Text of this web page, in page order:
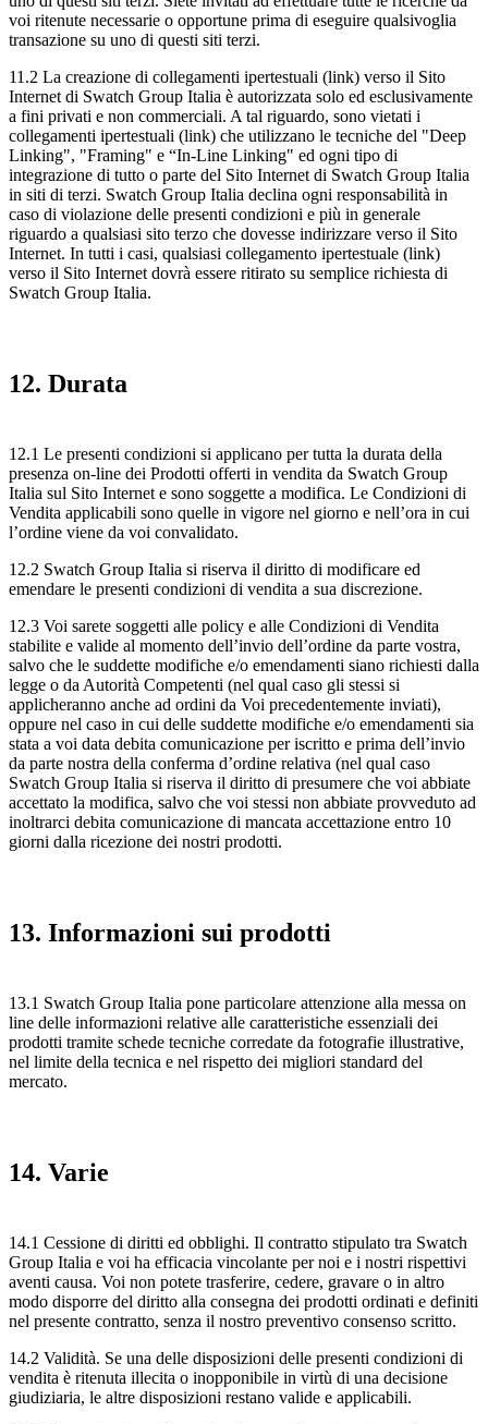
voi ritenute necessarie o opportune prima di eseguire qualsivoglia
transazione su uno di questi siti terzi.
11.2 La creazione di collegamenti ipertestuali (link) verso il Sito
Internet di Swatch Group Italia è autorizzata solo ed esclusivamente
a fini privati e non commerciali. A tal riguardo, sono vietati i
collegamenti ipertestuali (link) che utilizzano le tecniche del "Deep
Linking", "Framing" e “In-Line Linking" ed ogni tipo di
integrazione di tutto o parte del Sito Internet di Swatch Group Italia
in siti di terzi. Swatch Group Italia declina ogni responsabilità in
caso di violazione delle presenti condizioni e più in generale
riguardo a qualsiasi sito terzo che dovesse indirizzare verso il Sito
Internet. In tutti i casi, qualsiasi collegamento ipertestuale (link)
verso il Sito Internet dovrà essere ritirato su semplice richiesta di
Swatch Group Italia.
12. Durata
12.1 Le presenti condizioni si applicano per tutta la durata della
presenza on-line dei Prodotti offerti in vendita da Swatch Group
Italia sul Sito Internet e sono soggette a modifica. Le Condizioni di
Vendita applicabili sono quelle in vigore nel giorno e nell’ora in cui
l’ordine viene da voi convalidato.
12.2 Swatch Group Italia si riserva il diritto di modificare ed
emendare le presenti condizioni di vendita a sua discrezione.
12.3 Voi sarete soggetti alle policy e alle Condizioni di Vendita
stabilite e valide al momento dell’invio dell’ordine da parte vostra,
salvo che le suddette modifiche e/o emendamenti siano richiesti dalla
legge o da Autorità Competenti (nel qual caso gli stessi si
applicheranno anche ad ordini da Voi precedentemente inviati),
oppure nel caso in cui delle suddette modifiche e/o emendamenti sia
stata a voi data debita comunicazione per iscritto e prima dell’invio
da parte nostra della conferma d’ordine relativa (nel qual caso
Swatch Group Italia si riserva il diritto di presumere che voi abbiate
accettato la modifica, salvo che voi stessi non abbiate provveduto ad
inoltrarci debita comunicazione di mancata accettazione entro 10
giorni dalla ricezione dei nostri prodotti.
13. Informazioni sui prodotti
13.1 Swatch Group Italia pone particolare attenzione alla messa on
line delle informazioni relative alle caratteristiche essenziali dei
prodotti tramite schede tecniche corredate da fotografie illustrative,
nel limite della tecnica e nel rispetto dei migliori standard del
mercato.
14. Varie
14.1 Cessione di diritti ed obblighi. Il contratto stipulato tra Swatch
Group Italia e voi ha efficacia vincolante per noi e i nostri rispettivi
aventi causa. Voi non potete trasferire, cedere, gravare o in altro
modo disporre del diritto alla consegna dei prodotti ordinati e definiti
nel presente contratto, senza il nostro preventivo consenso scritto.
14.2 Validità. Se una delle disposizioni delle presenti condizioni di
vendita è ritenuta illecita o inopponibile in virtù di una decisione
giudiziaria, le altre disposizioni restano valide e applicabili.